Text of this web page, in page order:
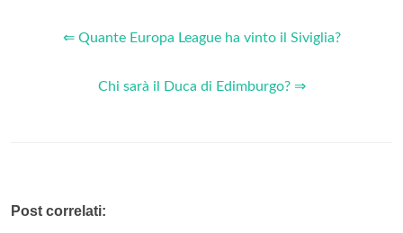
⇐ Quante Europa League ha vinto il Siviglia?
Chi sarà il Duca di Edimburgo? ⇒
Post correlati: